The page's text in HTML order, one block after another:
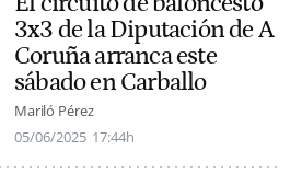
3x3 de la Diputación de A
Coruña arranca este
sábado en Carballo
Mariló Pérez
05/06/2025 17:44h